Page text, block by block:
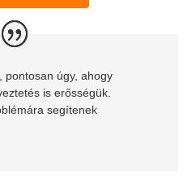
pontosan úgy, ahogy
is erősségük.
segítenek